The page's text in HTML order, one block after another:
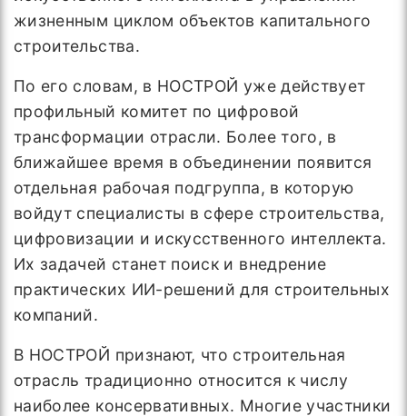
жизненным циклом объектов капитального
строительства.
По его словам, в НОСТРОЙ уже действует
профильный комитет по цифровой
трансформации отрасли. Более того, в
ближайшее время в объединении появится
отдельная рабочая подгруппа, в которую
войдут специалисты в сфере строительства,
цифровизации и искусственного интеллекта.
Их задачей станет поиск и внедрение
практических ИИ-решений для строительных
компаний.
В НОСТРОЙ признают, что строительная
отрасль традиционно относится к числу
наиболее консервативных. Многие участники